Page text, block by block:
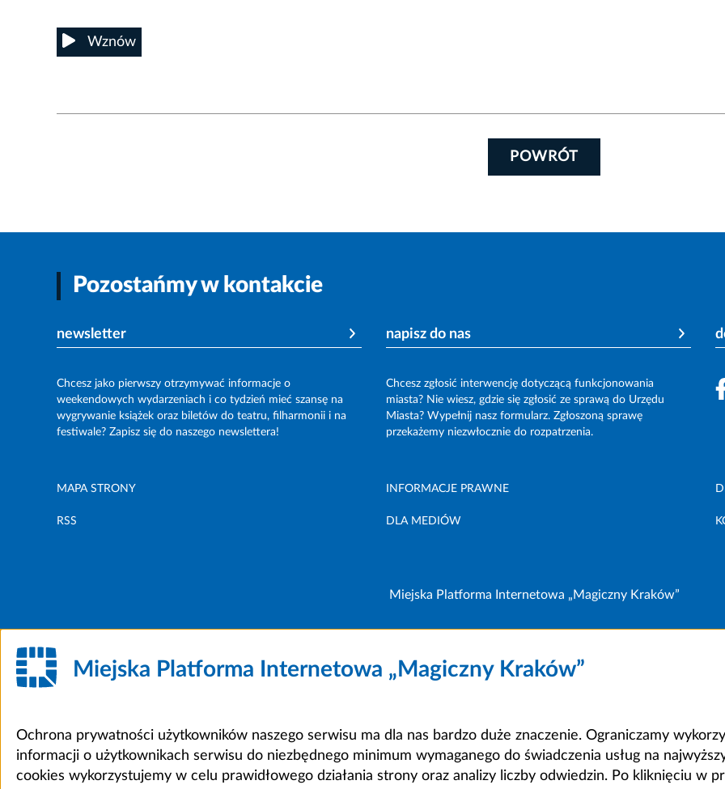
Wznów
POWRÓT
Pozostańmy w kontakcie
newsletter
Chcesz jako pierwszy otrzymywać informacje o
weekendowych wydarzeniach i co tydzień mieć szansę na
wygrywanie książek oraz biletów do teatru, filharmonii i na
festiwale? Zapisz się do naszego newslettera!
napisz do nas
Chcesz zgłosić interwencję dotyczącą funkcjonowania
miasta? Nie wiesz, gdzie się zgłosić ze sprawą do Urzędu
Miasta? Wypełnij nasz formularz. Zgłoszoną sprawę
przekażemy niezwłocznie do rozpatrzenia.
MAPA STRONY INFORMACJE PRAWNE
RSS DLA MEDIÓW
Miejska Platforma Internetowa „Magiczny Kraków”
Miejska Platforma Internetowa „Magiczny Kraków”
Ochrona prywatności użytkowników naszego serwisu ma dla nas bardzo duże znaczenie. Ograniczamy
informacji o użytkownikach serwisu do niezbędnego minimum wymaganego do świadczenia usług na
cookies wykorzystujemy w celu prawidłowego działania strony oraz analizy liczby odwiedzin. Po kliknięciu w